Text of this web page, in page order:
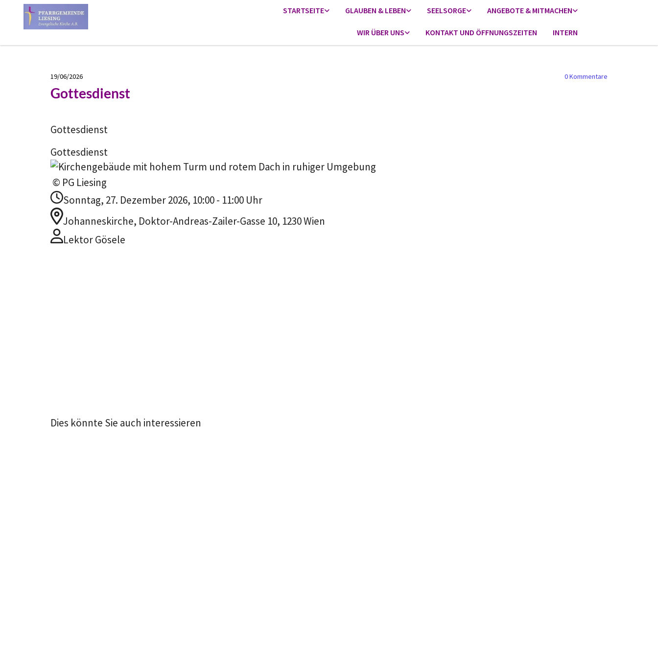
STARTSEITE GLAUBEN & LEBEN SEELSORGE ANGEBOTE & MITMACHEN
WIR ÜBER UNS KONTAKT UND ÖFFNUNGSZEITEN INTERN
19/06/2026 0Kommentare
Gottesdienst
Gottesdienst
Gottesdienst
© PG Liesing
Sonntag, 27. Dezember 2026, 10:00 - 11:00 Uhr
Johanneskirche, Doktor-Andreas-Zailer-Gasse 10, 1230 Wien
Lektor Gösele
Dies könnte Sie auch interessieren